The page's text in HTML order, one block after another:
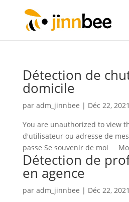
Détection de
domicile
par adm_jinnbee | Déc 22, 2021
You are unauthorized to view
d'utilisateur ou adresse de
passe Se souvenir de moi
Détection de
en agence
par adm_jinnbee | Déc 22, 2021